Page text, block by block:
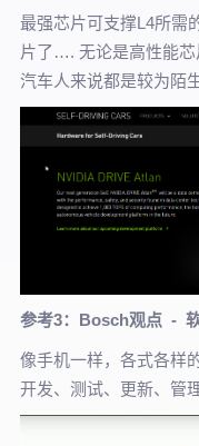
最强芯片可支撑L4所需
片了…. 无论是高性能
汽车人来说都是较为陌生
参考3：Bosch观点 -
像手机一样，各式各样
开发、测试、更新、管